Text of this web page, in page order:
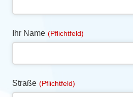
Ihr Name (Pflichtfeld)
Straße (Pflichtfeld)